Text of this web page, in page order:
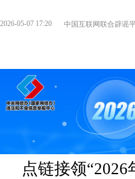
2026-05-07 17:20 中国互联网联合辟谣
点链接领